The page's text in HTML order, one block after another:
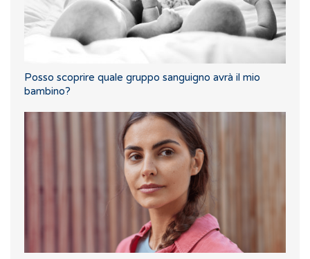
Posso scoprire quale gruppo sanguigno avrà il mio
bambino?